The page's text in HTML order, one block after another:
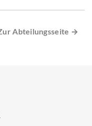
Abteilungsseite →